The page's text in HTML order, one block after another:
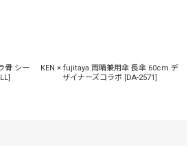
骨 シー
]
KEN × fujitaya 雨晴兼用傘 長傘 60cm デ
ザイナーズコラボ [DA-2571]